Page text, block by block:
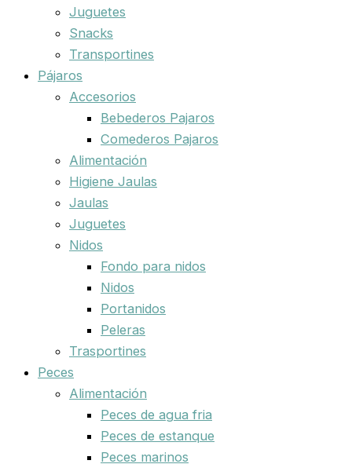
Juguetes
Snacks
Transportines
Pájaros
Accesorios
Bebederos Pajaros
Comederos Pajaros
Alimentación
Higiene Jaulas
Jaulas
Juguetes
Nidos
Fondo para nidos
Nidos
Portanidos
Peleras
Trasportines
Peces
Alimentación
Peces de agua fria
Peces de estanque
Peces marinos